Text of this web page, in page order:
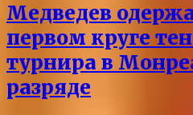
Медведев
первом круге
турнира в
разряде